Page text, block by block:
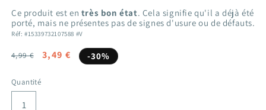
Ce produit est en très bon état. Cela signifie qu'il a déjà été
porté, mais ne présentes pas de signes d'usure ou de défauts.
Réf: #15339732107588 #V
Prix
4,99 €
Prix
promotionnel
3,49 € -30%
Quantité